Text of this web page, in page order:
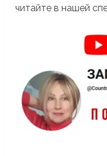
читайте в нашей